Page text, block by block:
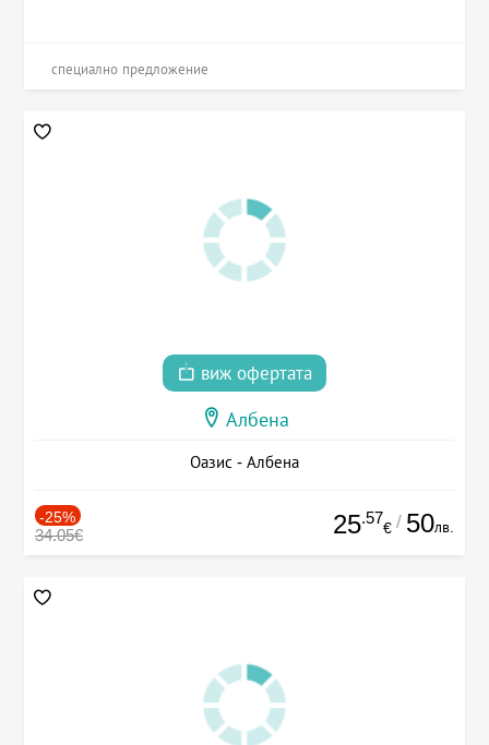
специално предложение
виж офертата
Албена
Оазис - Албена
-25%
34.05€ 25.57
€ / 50лв.